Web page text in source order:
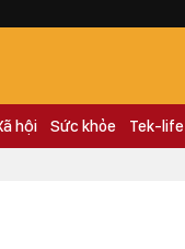
hội Sức khỏe Tek-life